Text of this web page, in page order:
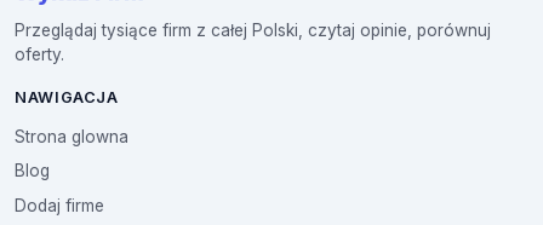
Przeglądaj tysiące firm z całej Polski, czytaj opinie, porównuj
oferty.
NAWIGACJA
Strona glowna
Blog
Dodaj firme